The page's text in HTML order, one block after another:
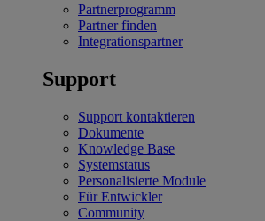
Partnerprogramm
Partner finden
Integrationspartner
Support
Support kontaktieren
Dokumente
Knowledge Base
Systemstatus
Personalisierte Module
Für Entwickler
Community